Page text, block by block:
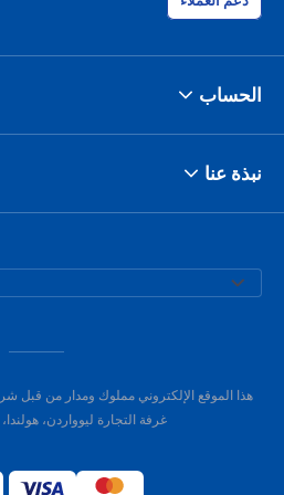
الحساب
نبذة عنا
غرفة التجارة ليوواردن، هولندا، رقم